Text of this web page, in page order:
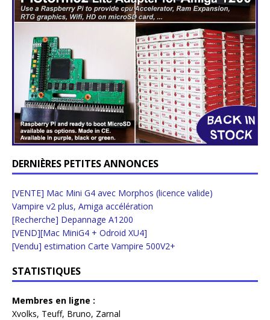
DERNIÈRES PETITES ANNONCES
[VENTE] Mac Mini G4 avec Morphos (licence valide)
Vampire v2 plus, Amiga accélération
[Recherche] Depannage A1200
[VEND][Mac MiniG4 + Odroid XU4]
[Vendu] estimation Carte Vampire 500V2+
STATISTIQUES
Membres en ligne :
Xvolks, Teuff, Bruno, Zarnal